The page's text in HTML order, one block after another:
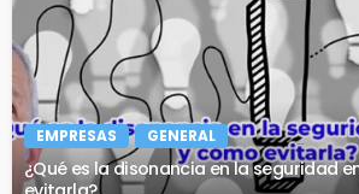
EMPRESAS GENERAL
¿Qué es la disonancia en la seguridad